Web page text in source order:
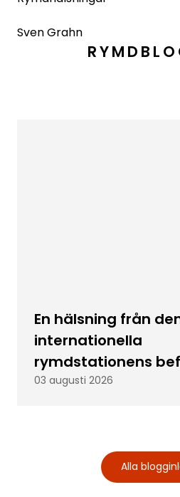
Sven Grahn
En hälsning från
internationella
rymdstationens
03 augusti 2026
Alla